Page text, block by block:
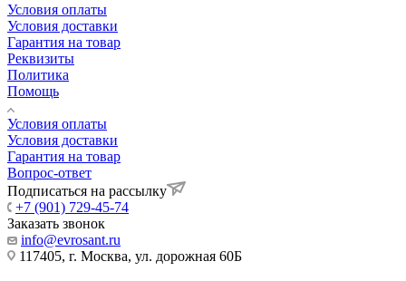
Условия оплаты
Условия доставки
Гарантия на товар
Реквизиты
Политика
Помощь
Условия оплаты
Условия доставки
Гарантия на товар
Вопрос-ответ
Подписаться на рассылку
+7 (901) 729-45-74
Заказать звонок
info@evrosant.ru
117405, г. Москва, ул. дорожная 60Б